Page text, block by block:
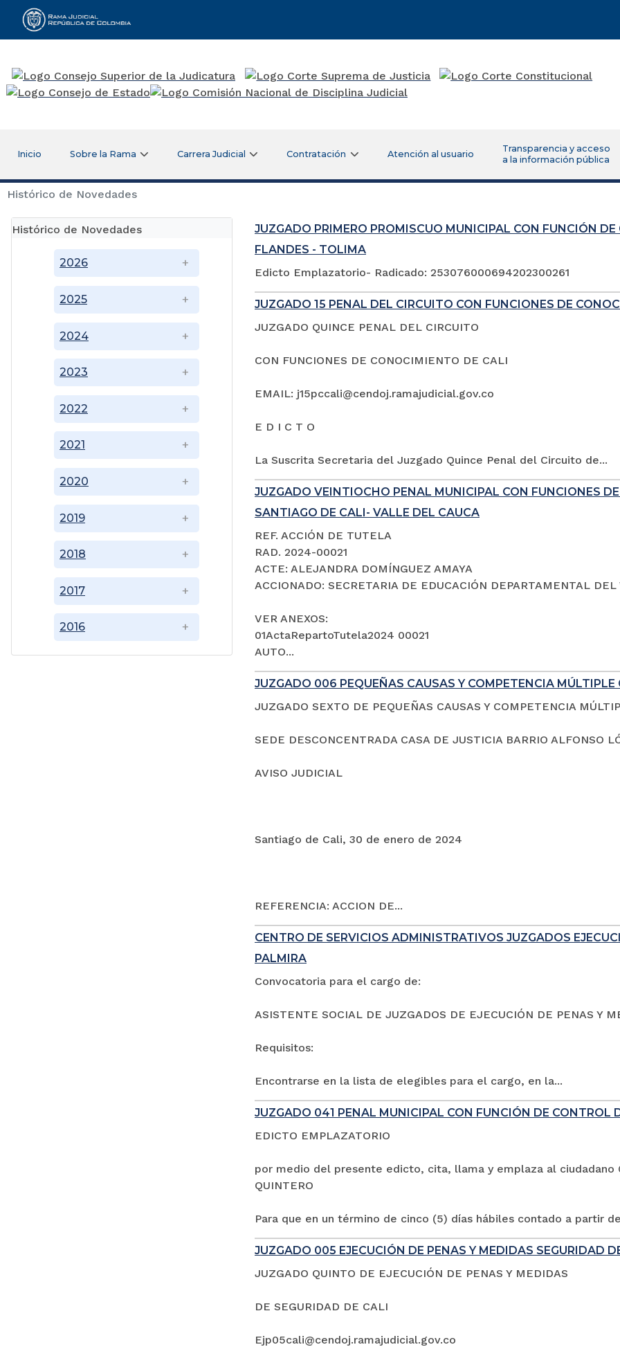
Rama Judicial
Inicio Sobre la Rama Carrera Judicial Contratación Atención al usuario
Transparencia y acceso
a la información pública
Histórico de Novedades
Histórico de Novedades
2016
2017
2018
2019
2020
2021
2022
2023
2024
2025
2026
JUZGADO PRIMERO PROMISCUO MUNICIPAL CON FUNCIÓN
FLANDES - TOLIMA
Edicto Emplazatorio- Radicado: 253076000694202300261
JUZGADO 15 PENAL DEL CIRCUITO CON FUNCIONES DE
JUZGADO QUINCE PENAL DEL CIRCUITO
CON FUNCIONES DE CONOCIMIENTO DE CALI
EMAIL: j15pccali@cendoj.ramajudicial.gov.co
E D I C T O
La Suscrita Secretaria del Juzgado Quince Penal del Circuito de...
JUZGADO VEINTIOCHO PENAL MUNICIPAL CON FUNCIONES
SANTIAGO DE CALI- VALLE DEL CAUCA
REF. ACCIÓN DE TUTELA
RAD. 2024-00021
ACTE: ALEJANDRA DOMÍNGUEZ AMAYA
ACCIONADO: SECRETARIA DE EDUCACIÓN DEPARTAMENTAL
VER ANEXOS:
01ActaRepartoTutela2024 00021
AUTO...
JUZGADO 006 PEQUEÑAS CAUSAS Y COMPETENCIA MÚLTIPLE
JUZGADO SEXTO DE PEQUEÑAS CAUSAS Y COMPETENCIA
SEDE DESCONCENTRADA CASA DE JUSTICIA BARRIO ALFONSO
AVISO JUDICIAL
Santiago de Cali, 30 de enero de 2024
REFERENCIA: ACCION DE...
CENTRO DE SERVICIOS ADMINISTRATIVOS JUZGADOS
PALMIRA
Convocatoria para el cargo de:
ASISTENTE SOCIAL DE JUZGADOS DE EJECUCIÓN DE PENAS Y
Requisitos:
Encontrarse en la lista de elegibles para el cargo, en la...
JUZGADO 041 PENAL MUNICIPAL CON FUNCIÓN DE CONTROL
EDICTO EMPLAZATORIO
por medio del presente edicto, cita, llama y emplaza al ciudadano
QUINTERO
Para que en un término de cinco (5) días hábiles contado a partir
JUZGADO 005 EJECUCIÓN DE PENAS Y MEDIDAS SEGURIDAD
JUZGADO QUINTO DE EJECUCIÓN DE PENAS Y MEDIDAS
DE SEGURIDAD DE CALI
Ejp05cali@cendoj.ramajudicial.gov.co